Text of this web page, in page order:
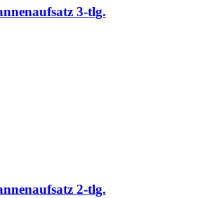
3-tlg.
2-tlg.